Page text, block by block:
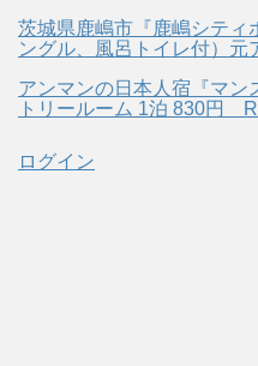
茨城県鹿嶋市『鹿嶋シティ
ングル、風呂トイレ付）元
アンマンの日本人宿『マン
トリールーム 1泊 830円
ログイン